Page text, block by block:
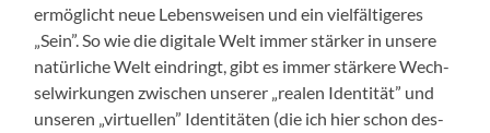
ermög­licht neue Lebens­wei­sen und ein viel­fäl­ti­ge­res
„Sein”. So wie die digi­ta­le Welt immer stär­ker in unse­re
natür­li­che Welt ein­dringt, gibt es immer stär­ke­re Wech­
sel­wir­kun­gen zwi­schen unse­rer „rea­len Iden­ti­tät” und
unse­ren „vir­tu­el­len” Iden­ti­tä­ten (die ich hier schon des­